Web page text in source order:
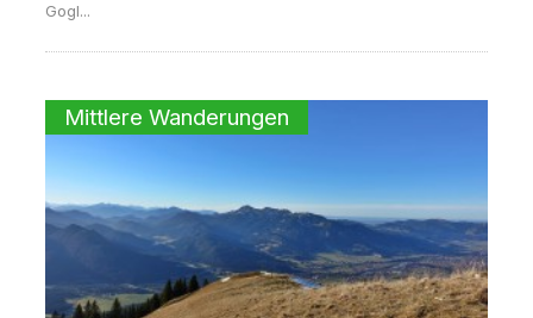
Gogl...
Mittlere Wanderungen